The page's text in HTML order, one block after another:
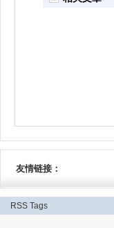
友情链接：
RSS Tags